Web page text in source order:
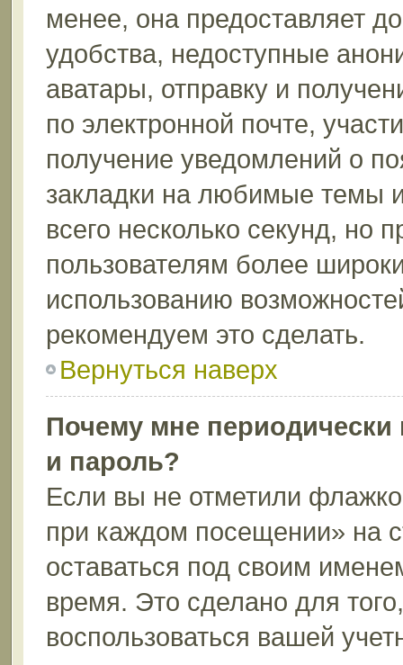
менее, она предоставляет
удобства, недоступные
аватары, отправку и
по электронной почте,
получение уведомлений о
закладки на любимые темы
всего несколько секунд, но
пользователям более
использованию
рекомендуем это сделать.
Вернуться наверх
Почему мне
и пароль?
Если вы не отметили
при каждом посещении» на
оставаться под своим
время. Это сделано для
воспользоваться вашей